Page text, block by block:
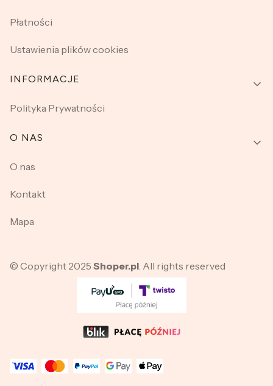
Płatności
Ustawienia plików cookies
INFORMACJE
Polityka Prywatności
O NAS
O nas
Kontakt
Mapa
© Copyright 2025 Shoper.pl. All rights reserved